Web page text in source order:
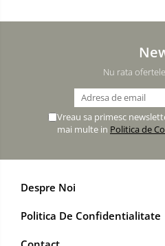
DECOR HALLOWEEN
DECOR CRACIUN & REVELION
DECOR PRIMAVARA
DECOR VARA
DECOR TOAMNA
DECOR MOS NICOLAE
TEMATICA FLORALA
DECOR OKTOBER FEST
Nu rata
Vreau sa primesc
mai multe in Politica de
Despre Noi
Politica De Confidentialitate